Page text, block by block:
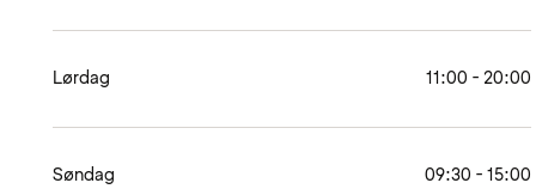
Lørdag 11:00 - 20:00
Søndag 09:30 - 15:00